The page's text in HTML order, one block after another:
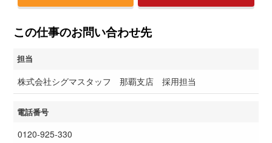
この仕事のお問い合わせ先
担当
株式会社シグマスタッフ 那覇支店 採用担当
電話番号
0120-925-330